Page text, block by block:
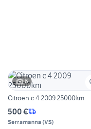
6
Citroen c 4 2009 25000km
500 €
Serramanna (VS)